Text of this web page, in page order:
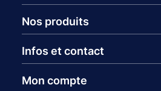
Nos produits
Infos et contact
Mon compte